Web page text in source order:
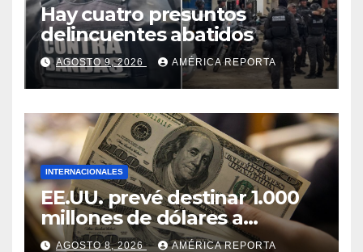
Hay cuatro presuntos
delincuentes abatidos
AGOSTO 9, 2026 AMÉRICA REPORTA
INTERNACIONALES
EE.UU. prevé destinar 1.000
millones de dólares a
Colombia para un paquete
AGOSTO 8, 2026 AMÉRICA REPORTA